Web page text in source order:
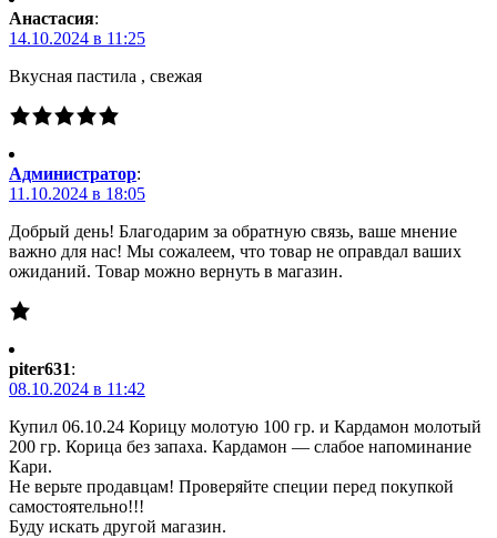
Анастасия:
14.10.2024 в 11:25
Вкусная пастила , свежая
Администратор:
11.10.2024 в 18:05
Добрый день! Благодарим за обратную связь, ваше мнение
важно для нас! Мы сожалеем, что товар не оправдал ваших
ожиданий. Товар можно вернуть в магазин.
piter631:
08.10.2024 в 11:42
Купил 06.10.24 Корицу молотую 100 гр. и Кардамон молотый
200 гр. Корица без запаха. Кардамон — слабое напоминание
Кари.
Не верьте продавцам! Проверяйте специи перед покупкой
самостоятельно!!!
Буду искать другой магазин.